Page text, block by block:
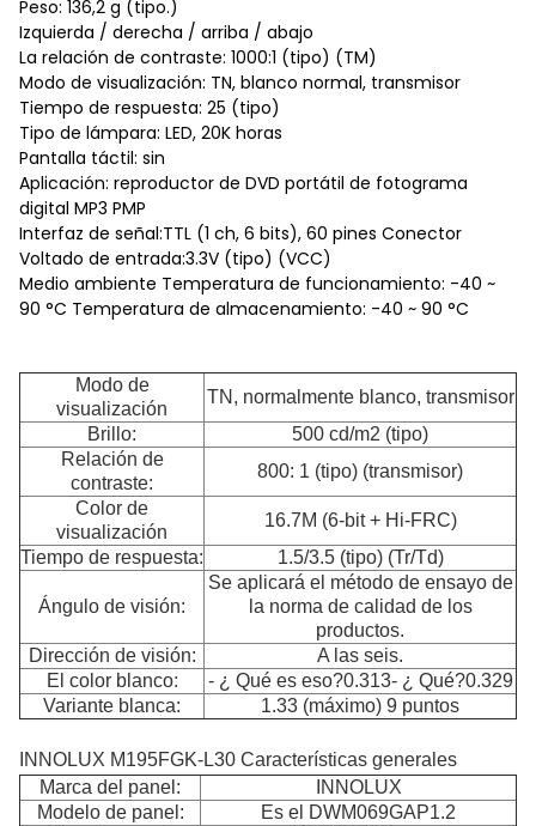
Peso: 136,2 g (tipo.)
Izquierda / derecha / arriba / abajo
La relación de contraste: 1000:1 (tipo) (TM)
Modo de visualización: TN, blanco normal, transmisor
Tiempo de respuesta: 25 (tipo)
Tipo de lámpara: LED, 20K horas
Pantalla táctil: sin
Aplicación: reproductor de DVD portátil de fotograma
digital MP3 PMP
Interfaz de señal:TTL (1 ch, 6 bits), 60 pines Conector
Voltado de entrada:3.3V (tipo) (VCC)
Medio ambiente Temperatura de funcionamiento: -40 ~
90 °C Temperatura de almacenamiento: -40 ~ 90 °C
Modo de
visualización
TN, normalmente blanco, transmisor
Brillo:
500 cd/m2 (tipo)
Relación de
contraste:
800: 1 (tipo) (transmisor)
Color de
visualización
16.7M (6-bit + Hi-FRC)
Tiempo de respuesta:
1.5/3.5 (tipo) (Tr/Td)
Ángulo de visión:
Se aplicará el método de ensayo de
la norma de calidad de los
productos.
Dirección de visión:
A las seis.
El color blanco:
- ¿ Qué es eso?0.313- ¿ Qué?0.329
Variante blanca:
1.33 (máximo) 9 puntos
INNOLUX M195FGK-L30 Características generales
Marca del panel:
INNOLUX
Modelo de panel:
Es el DWM069GAP1.2